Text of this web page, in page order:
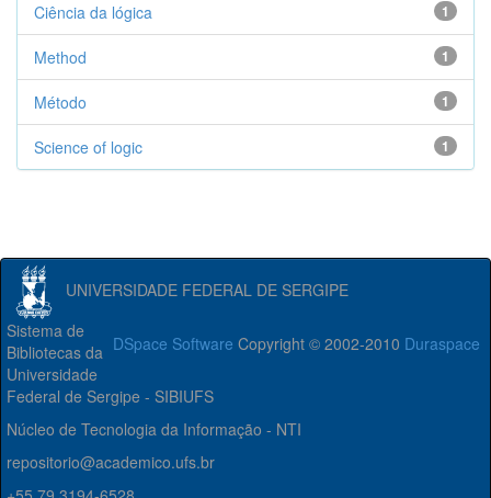
1
Ciência da lógica
1
Method
1
Método
1
Science of logic
UNIVERSIDADE FEDERAL DE SERGIPE
DSpace Software Copyright © 2002-2010 Duraspace
Sistema de
Bibliotecas da
Universidade
Federal de Sergipe - SIBIUFS
Núcleo de Tecnologia da Informação - NTI
repositorio@academico.ufs.br